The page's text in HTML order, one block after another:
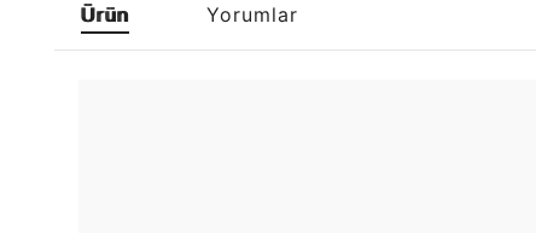
Ürün Yorumlar